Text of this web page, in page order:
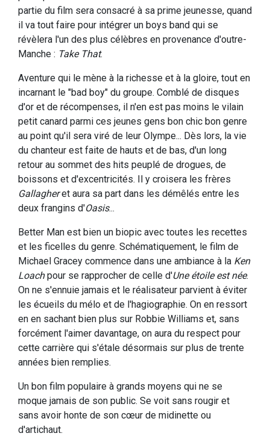
partie du film sera consacré à sa prime jeunesse, quand
il va tout faire pour intégrer un boys band qui se
révèlera l'un des plus célèbres en provenance d'outre-
Manche : Take That.
Aventure qui le mène à la richesse et à la gloire, tout en
incarnant le "bad boy" du groupe. Comblé de disques
d'or et de récompenses, il n'en est pas moins le vilain
petit canard parmi ces jeunes gens bon chic bon genre
au point qu'il sera viré de leur Olympe... Dès lors, la vie
du chanteur est faite de hauts et de bas, d'un long
retour au sommet des hits peuplé de drogues, de
boissons et d'excentricités. Il y croisera les frères
Gallagheret aura sa part dans les démêlés entre les
deux frangins d'Oasis...
Better Man est bien un biopic avec toutes les recettes
et les ficelles du genre. Schématiquement, le film de
Michael Gracey commence dans une ambiance à la Ken
Loachpour se rapprocher de celle d'Une étoile est née.
On ne s'ennuie jamais et le réalisateur parvient à éviter
les écueils du mélo et de l'hagiographie. On en ressort
en en sachant bien plus sur Robbie Williams et, sans
forcément l'aimer davantage, on aura du respect pour
cette carrière qui s'étale désormais sur plus de trente
années bien remplies.
Un bon film populaire à grands moyens qui ne se
moque jamais de son public. Se voit sans rougir et
sans avoir honte de son cœur de midinette ou
d'artichaut.